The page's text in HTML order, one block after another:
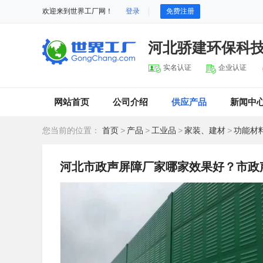
欢迎来到世界工厂网！ 登录 免费注册
河北骄建环保科
实名认证 企业认证
网站首页 公司介绍 供应产品 新闻中
您当前的位置： 首页 > 产品 > 工业品 >家装、建材 >功能材
河北市政声屏障厂家哪家效果好？市